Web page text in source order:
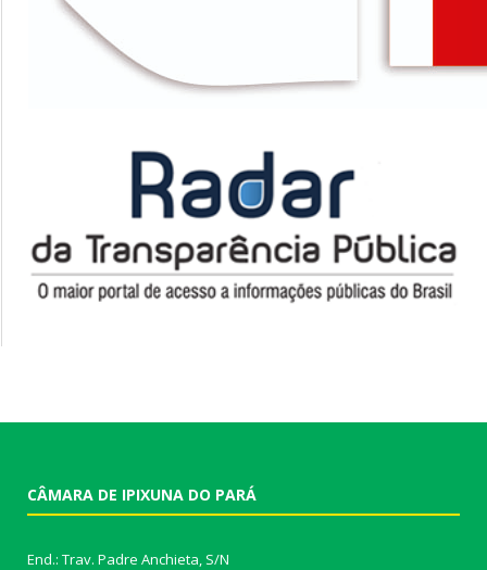
CÂMARA DE IPIXUNA DO PARÁ
End.: Trav. Padre Anchieta, S/N